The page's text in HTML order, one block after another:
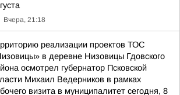
Вчера, 21:18
реализации проектов ТОС
в деревне Низовицы Гдовского
осмотрел губернатор Псковской
Михаил Ведерников в рамках
визита в муниципалитет сегодня, 8